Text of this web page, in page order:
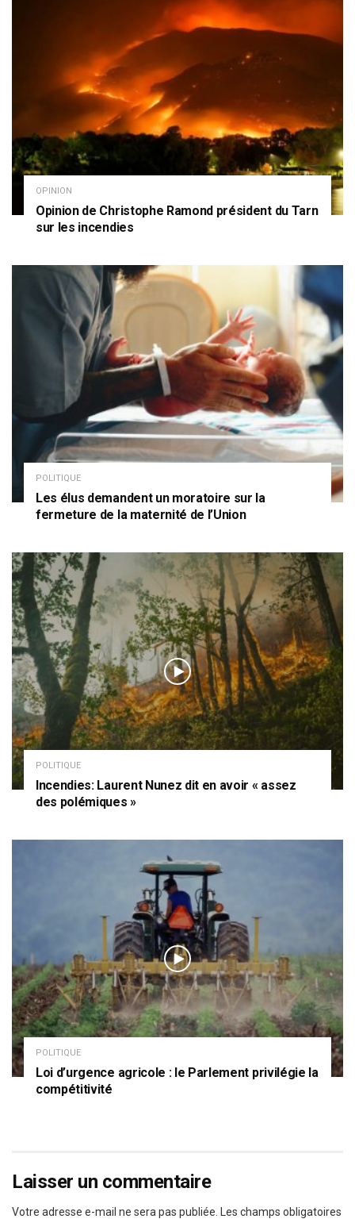
OPINION
Opinion de Christophe Ramond président du Tarn
sur les incendies
POLITIQUE
Les élus demandent un moratoire sur la
fermeture de la maternité de l’Union
POLITIQUE
Incendies: Laurent Nunez dit en avoir « assez
des polémiques »
POLITIQUE
Loi d’urgence agricole : le Parlement privilégie la
compétitivité
Laisser un commentaire
Votre adresse e-mail ne sera pas publiée.
Les champs obligatoires